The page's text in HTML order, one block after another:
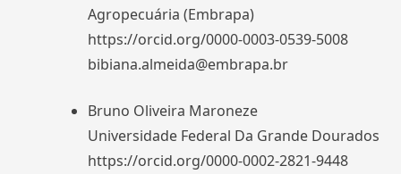
Agropecuária (Embrapa)
https://orcid.org/0000-0003-0539-5008
bibiana.almeida@embrapa.br
Bruno Oliveira Maroneze
Universidade Federal Da Grande Dourados
https://orcid.org/0000-0002-2821-9448